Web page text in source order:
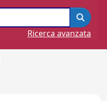
Ricerca avanzata